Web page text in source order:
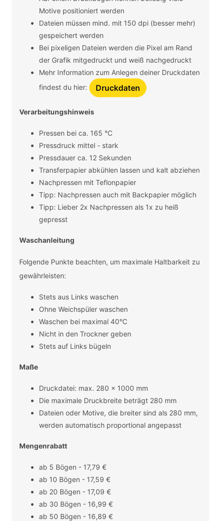
Motive positioniert werden
Dateien müssen mind. mit 150 dpi (besser mehr)
gespeichert werden
Bei pixeligen Dateien werden die Pixel am Rand
der Grafik mitgedruckt und weiß nachgedruckt
Mehr Information zum Anlegen deiner Druckdaten
findest du hier:
Druckdaten
Verarbeitungshinweis
Pressen bei ca. 165 °C
Pressdruck mittel - stark
Pressdauer ca. 12 Sekunden
Transferpapier abkühlen lassen und kalt abziehen
Nachpressen mit Teflonpapier
Tipp: Nachpressen auch mit Backpapier möglich
Tipp: Lieber 2x Nachpressen als 1x zu heiß
gepresst
Waschanleitung
Folgende Punkte beachten, um maximale Haltbarkeit zu
gewährleisten:
Stets aus Links waschen
Ohne Weichspüler waschen
Waschen bei maximal 40°C
Nicht in den Trockner geben
Stets auf Links bügeln
Maße
Druckdatei: max. 280 x 1000 mm
Die maximale Druckbreite beträgt 280 mm
Dateien oder Motive, die breiter sind als 280 mm,
werden automatisch proportional angepasst
Mengenrabatt
ab 5 Bögen - 17,79 €
ab 10 Bögen - 17,59 €
ab 20 Bögen - 17,09 €
ab 30 Bögen - 16,99 €
ab 50 Bögen - 16,89 €